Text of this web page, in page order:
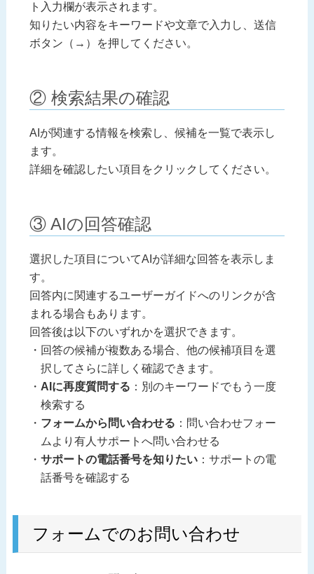
ト入力欄が表示されます。
知りたい内容をキーワードや文章で入力し、送信
ボタン（→）を押してください。
② 検索結果の確認
AIが関連する情報を検索し、候補を一覧で表示し
ます。
詳細を確認したい項目をクリックしてください。
③ AIの回答確認
選択した項目についてAIが詳細な回答を表示しま
す。
回答内に関連するユーザーガイドへのリンクが含
まれる場合もあります。
回答後は以下のいずれかを選択できます。
回答の候補が複数ある場合、他の候補項目を選
択してさらに詳しく確認できます。
AIに再度質問する ：別のキーワードでもう一度
検索する
フォームから問い合わせる ：問い合わせフォー
ムより有人サポートへ問い合わせる
サポートの電話番号を知りたい：サポートの電
話番号を確認する
フォームでのお問い合わせ